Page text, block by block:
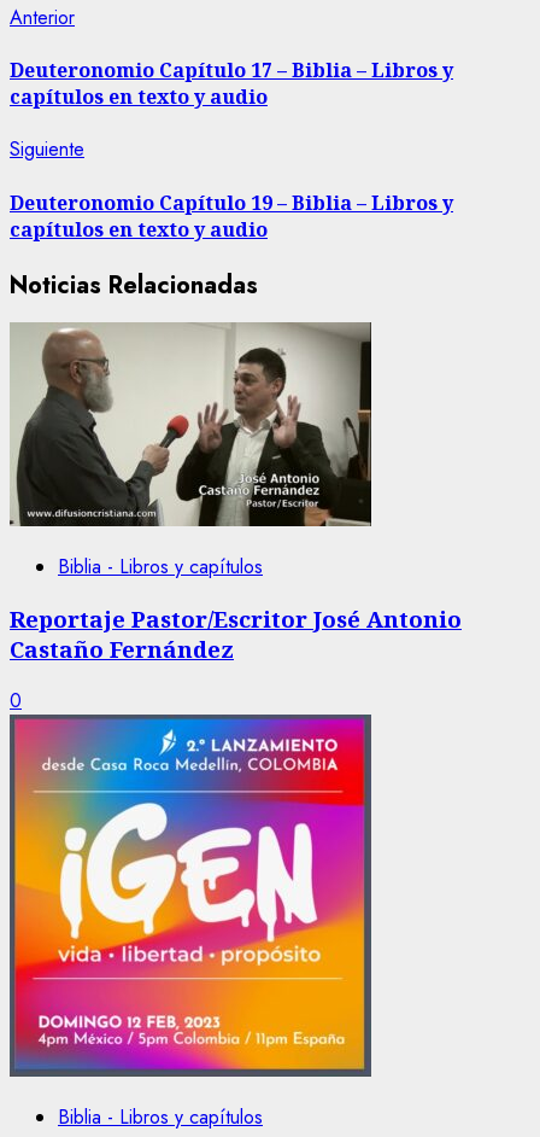
Navegación
de
entradas
AnteriorEntrada
Deuteronomio Capítulo 17 – Biblia – Libros y
capítulos en texto y audio
Siguiente
Deuteronomio Capítulo 19 – Biblia – Libros y
capítulos en texto y audio
Noticias Relacionadas
Biblia - Libros y capítulos
Reportaje Pastor/Escritor José Antonio
Castaño Fernández
0
Biblia - Libros y capítulos